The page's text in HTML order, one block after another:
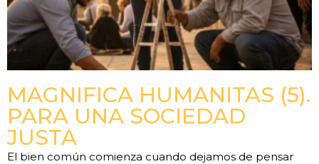
MAGNIFICA HUMANITAS (5).
PARA UNA SOCIEDAD
JUSTA
El bien común comienza cuando dejamos de pensar